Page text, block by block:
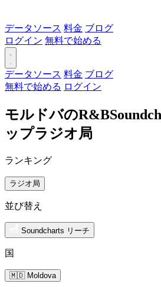
データソース 料金 ブログ
ログイン 無料で始める
データソース 料金 ブログ
無料で始める ログイン
モルドバの
ップラジオ局
ランキング
ラジオ局
並び替え
Soundcharts リーチ
国
🇲🇩 Moldova